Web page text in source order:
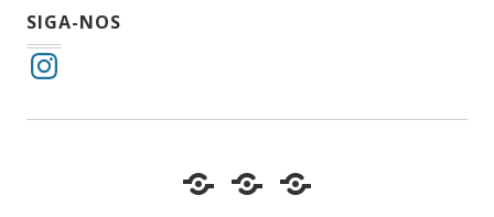
SIGA-NOS
Instagram
CotidianoInclusãoDiário